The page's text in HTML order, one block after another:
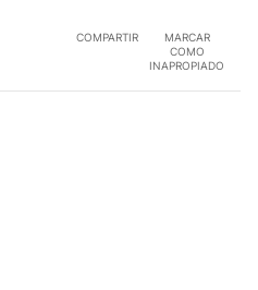
COMPARTIR
MARCAR
COMO
INAPROPIADO